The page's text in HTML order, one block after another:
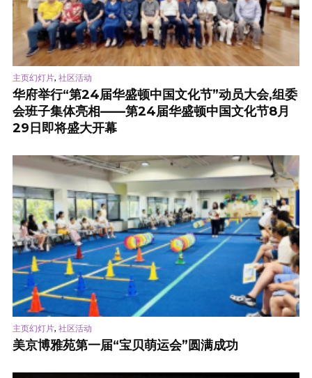
主页幻灯片, 社区活动
华府举行“第24届华盛顿中国文化节”动员大会,组委
会班子集体亮相——第24届华盛顿中国文化节8月
29日即将盛大开幕
主页幻灯片, 社区活动
美京博雅苑第一届“宝贝萌运会”圆满成功